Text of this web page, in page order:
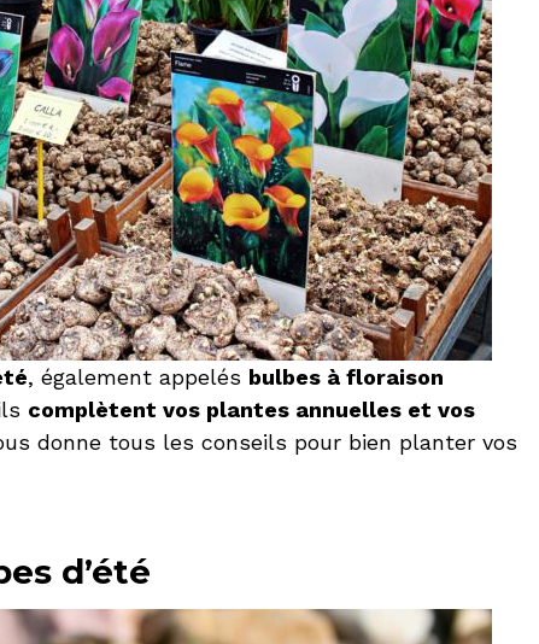
, également appelés bulbes à floraison
complètent vos plantes annuelles et vos
donne tous les conseils pour bien planter vos
d’été